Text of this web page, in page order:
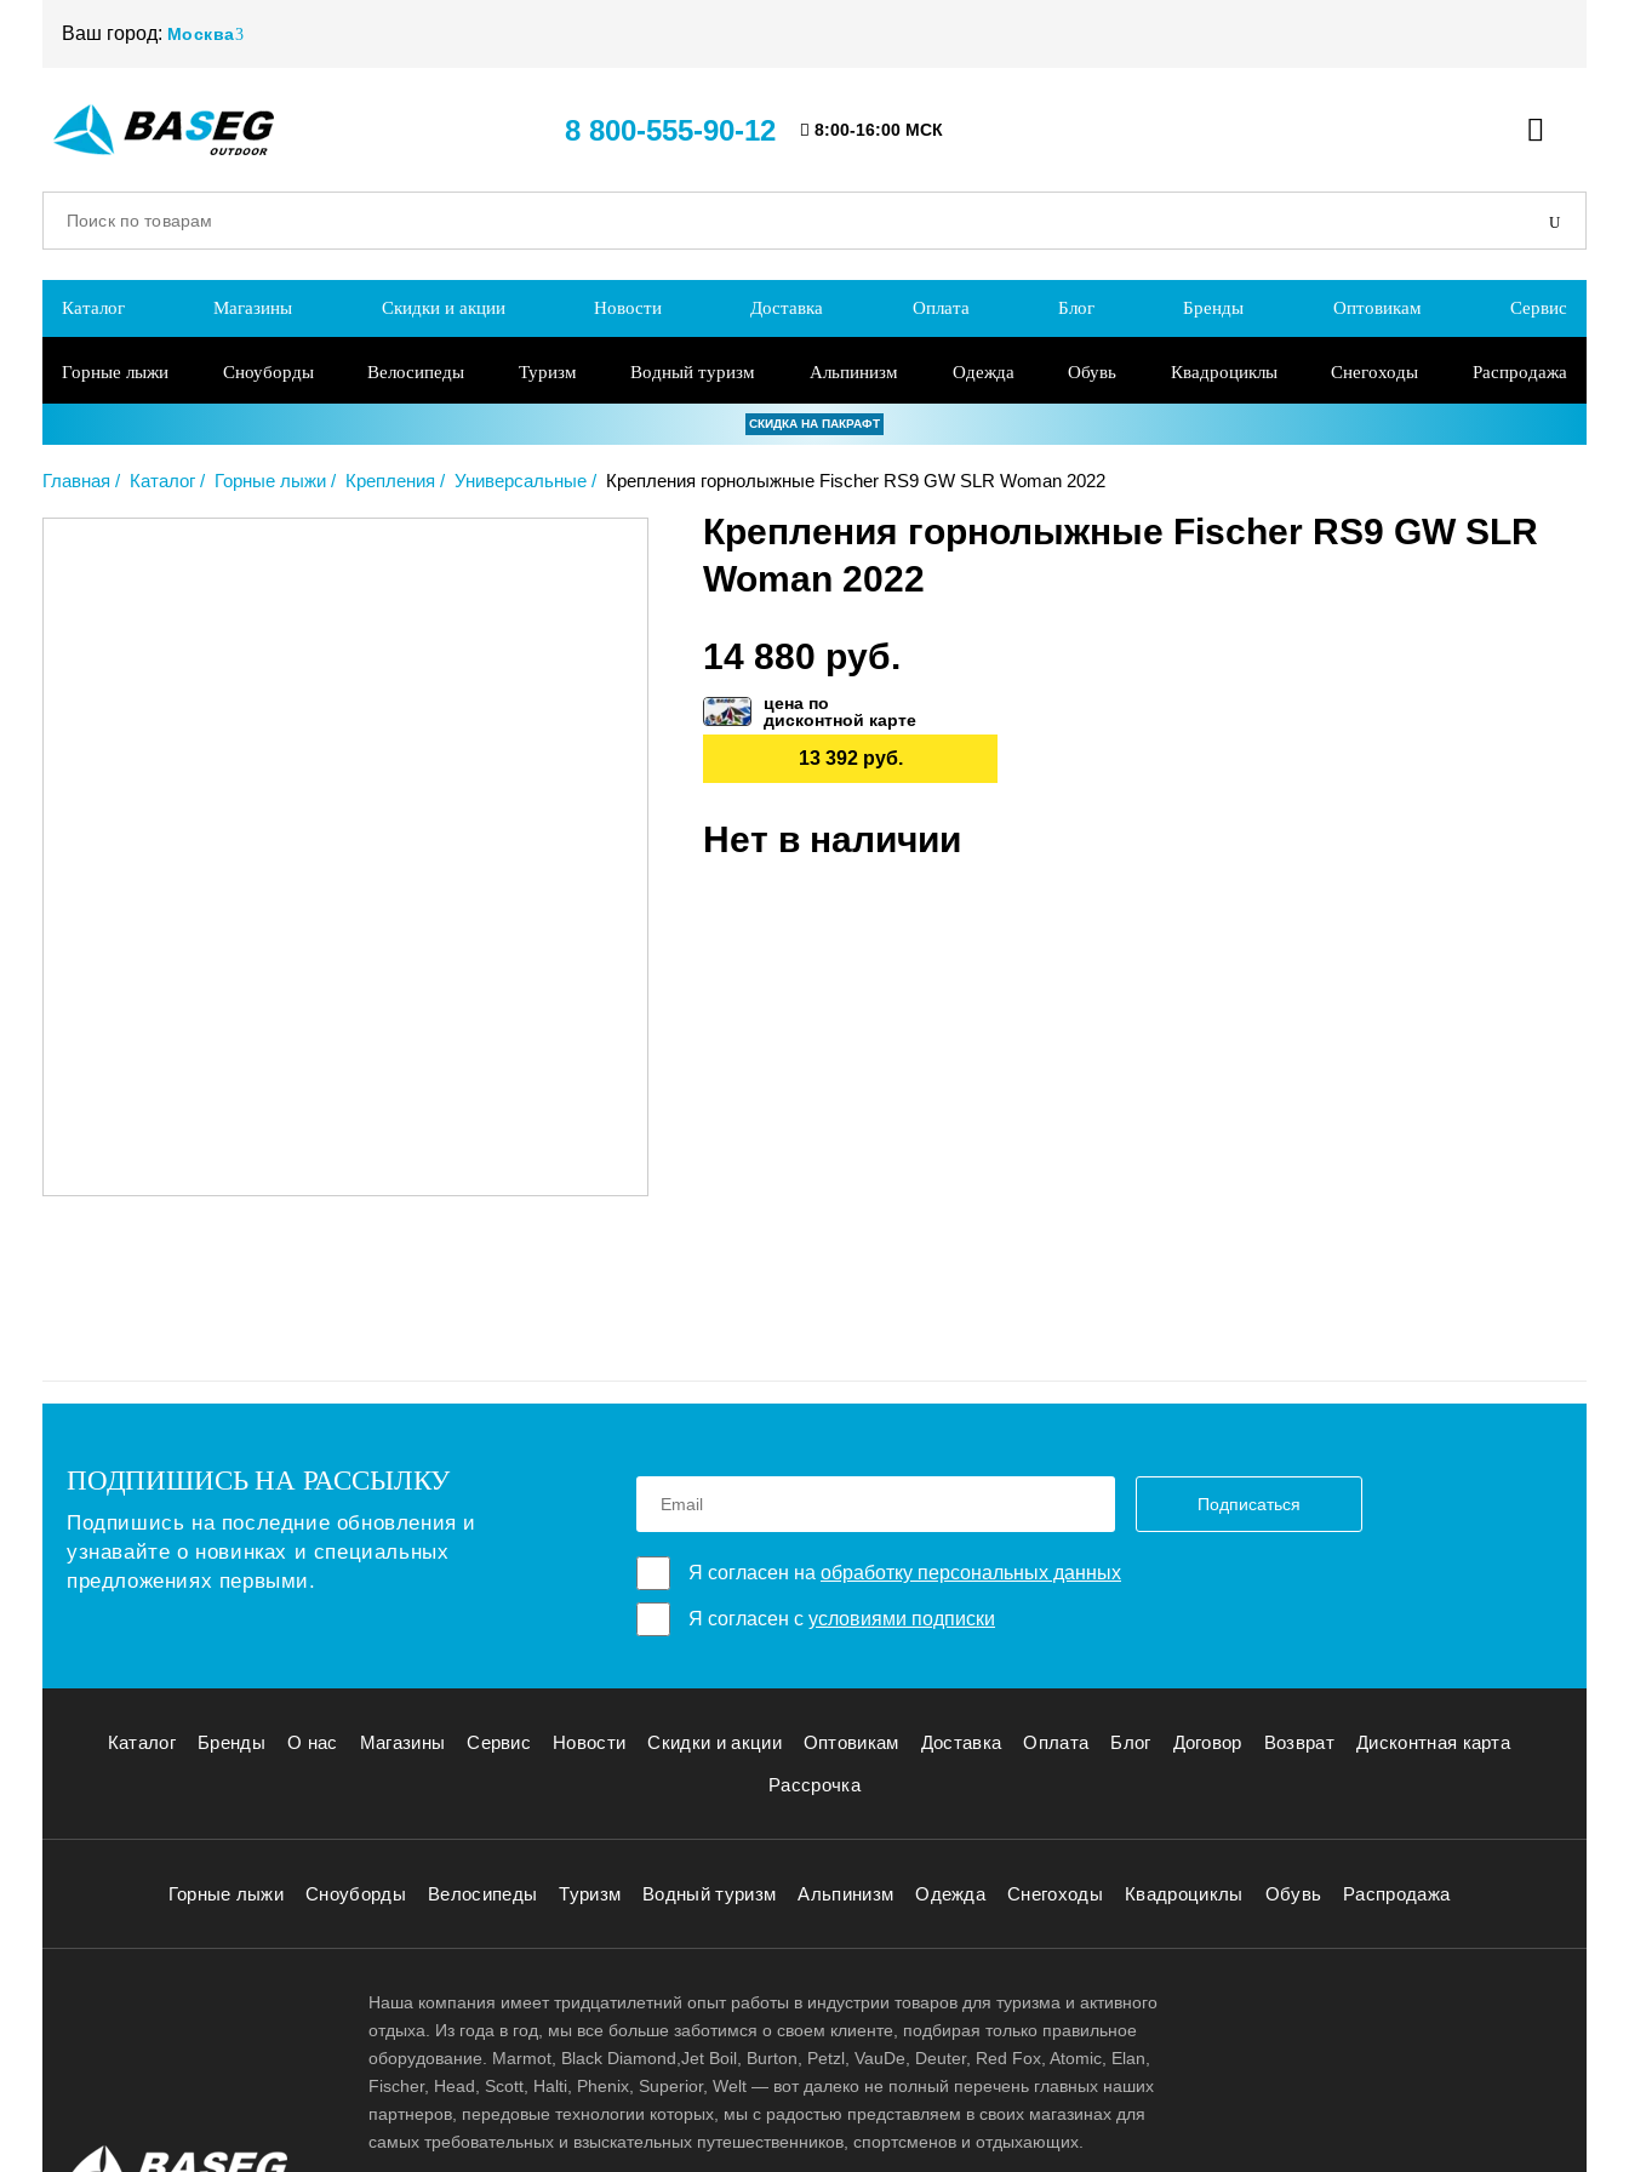
Ваш город: Москва
8 800-555-90-12 8:00-16:00 МСК
Каталог Магазины Скидки и акции Новости Доставка Оплата Блог Бренды Оптовикам Сервис
Горные лыжи Сноуборды Велосипеды Туризм Водный туризм Альпинизм Одежда Обувь Квадроциклы Снегоходы Распродажа
СКИДКА НА ПАКРАФТ
Главная Каталог Горные лыжи Крепления Универсальные Крепления горнолыжные Fischer RS9 GW SLR Woman 2022
Крепления горнолыжные Fischer RS9 GW SLR
Woman 2022
14 880 руб.
цена по
дисконтной карте
13 392 руб.
Нет в наличии
ПОДПИШИСЬ НА РАССЫЛКУ
Подпишись на последние обновления и
узнавайте о новинках и специальных
предложениях первыми.
Подписаться
Я согласен на обработку персональных данных
Я согласен с условиями подписки
Каталог Бренды О нас Магазины Сервис Новости Скидки и акции Оптовикам Доставка Оплата Блог Договор Возврат Дисконтная карта
Рассрочка
Горные лыжи Сноуборды Велосипеды Туризм Водный туризм Альпинизм Одежда Снегоходы Квадроциклы Обувь Распродажа
Наша компания имеет тридцатилетний опыт работы в индустрии товаров для туризма и активного
отдыха. Из года в год, мы все больше заботимся о своем клиенте, подбирая только правильное
оборудование. Marmot, Black Diamond,Jet Boil, Burton, Petzl, VauDe, Deuter, Red Fox, Atomic, Elan,
Fischer, Head, Scott, Halti, Phenix, Superior, Welt — вот далеко не полный перечень главных наших
партнеров, передовые технологии которых, мы с радостью представляем в своих магазинах для
самых требовательных и взыскательных путешественников, спортсменов и отдыхающих.